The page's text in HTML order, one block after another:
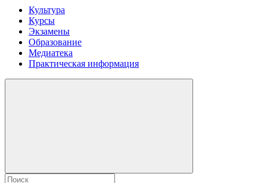
Культура
Курсы
Экзамены
Образование
Медиатека
Практическая информация